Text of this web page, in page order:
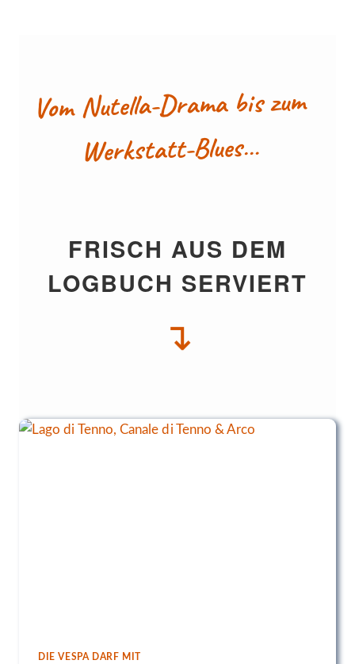
Vom Nutella-Drama bis zum
Werkstatt-Blues…
FRISCH AUS DEM
LOGBUCH SERVIERT
↴
DIE VESPA DARF MIT